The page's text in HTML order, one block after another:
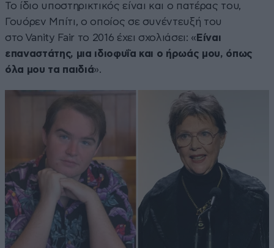
Το ίδιο υποστηρικτικός είναι και ο πατέρας του,
Γουόρεν Μπίτι, ο οποίος σε συνέντευξή του
στο Vanity Fair το 2016 έχει σχολιάσει: « Είναι
επαναστάτης, μια ιδιοφυΐα και ο ήρωάς μου, όπως
όλα μου τα παιδιά».